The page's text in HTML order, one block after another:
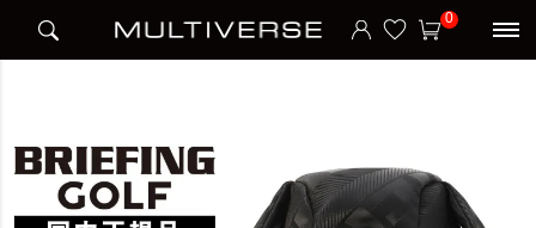
0
DOGGY DRIVER COVER LIMONTA JQ ヘッドカバー